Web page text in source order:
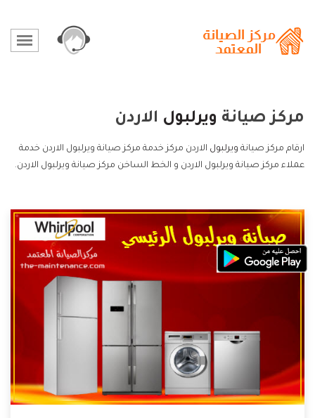
مركز صيانة ويرلبول الاردن
ارقام مركز صيانة ويرلبول الاردن مركز خدمة مركز صيانة ويرلبول الاردن خدمة
عملاء مركز صيانة ويرلبول الاردن و الخط الساخن مركز صيانة ويرلبول الاردن.